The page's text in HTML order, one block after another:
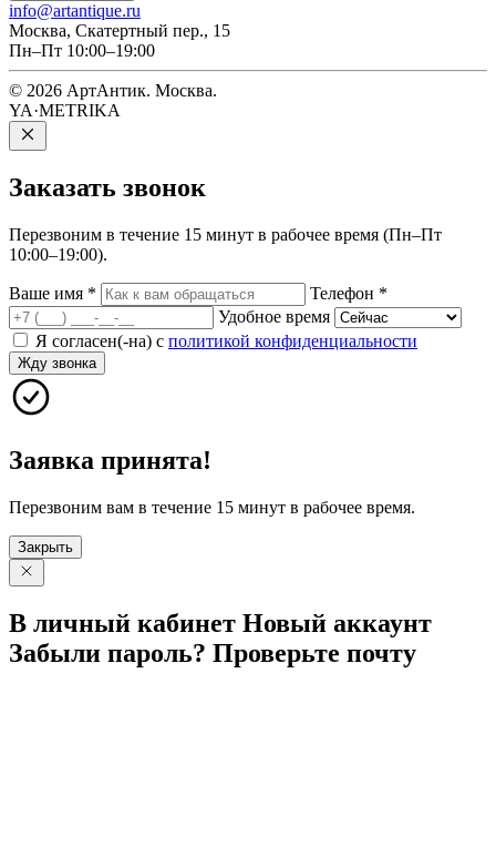
info@artantique.ru
Москва, Скатертный пер., 15
Пн–Пт 10:00–19:00
© 2026 АртАнтик. Москва.
YA·METRIKA
Заказать звонок
Перезвоним в течение 15 минут в рабочее время (Пн–Пт
10:00–19:00).
Ваше имя * Телефон *
Удобное время
Я согласен(-на) с политикой конфиденциальности
Жду звонка
Заявка принята!
Перезвоним вам в течение 15 минут в рабочее время.
Закрыть
В личный кабинет Новый аккаунт
Забыли пароль? Проверьте почту